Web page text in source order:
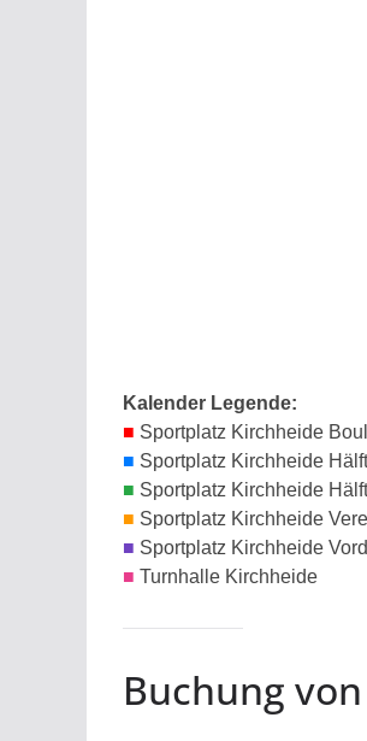
Kalender Legende:
■ Sportplatz Kirchheide
■ Sportplatz Kirchheide
■ Sportplatz Kirchheide
■ Sportplatz Kirchheide
■ Sportplatz Kirchheide
■ Turnhalle Kirchheide
Buchung